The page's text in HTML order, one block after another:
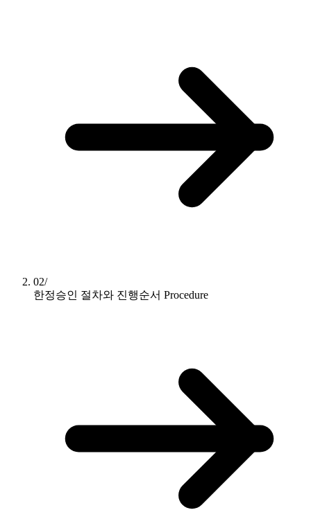
02/
한정승인 절차와 진행순서 Procedure